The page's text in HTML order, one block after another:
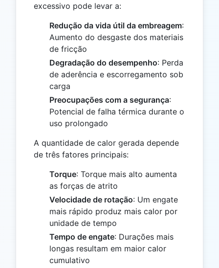
excessivo pode levar a:
Redução da vida útil da embreagem:
Aumento do desgaste dos materiais
de fricção
Degradação do desempenho: Perda
de aderência e escorregamento sob
carga
Preocupações com a segurança:
Potencial de falha térmica durante o
uso prolongado
A quantidade de calor gerada depende
de três fatores principais:
Torque: Torque mais alto aumenta
as forças de atrito
Velocidade de rotação: Um engate
mais rápido produz mais calor por
unidade de tempo
Tempo de engate: Durações mais
longas resultam em maior calor
cumulativo